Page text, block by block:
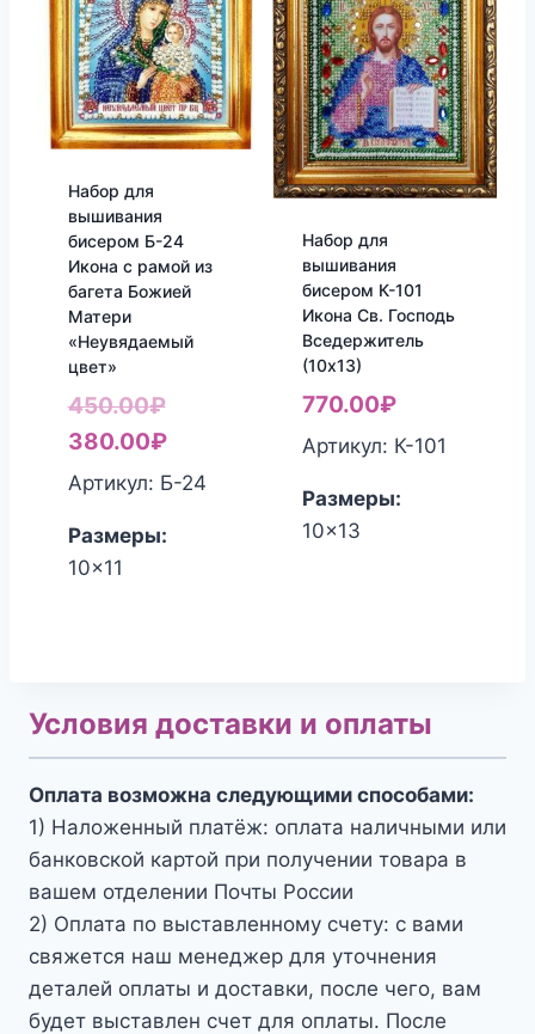
Набор для
вышивания
бисером Б-24
Икона с рамой из
багета Божией
Матери
«Неувядаемый
цвет»
450.00₽Первоначальная
цена
составляла
380.00₽Текущая
цена:
Артикул: Б-24
Размеры:
10x11
Набор для
вышивания
бисером К-101
Икона Св. Господь
Вседержитель
(10х13)
770.00₽
Артикул: К-101
Размеры:
10x13
Условия доставки и оплаты
Оплата возможна следующими способами:
1) Наложенный платёж: оплата наличными или
банковской картой при получении товара в
вашем отделении Почты России
2) Оплата по выставленному счету: с вами
свяжется наш менеджер для уточнения
деталей оплаты и доставки, после чего, вам
будет выставлен счет для оплаты. После